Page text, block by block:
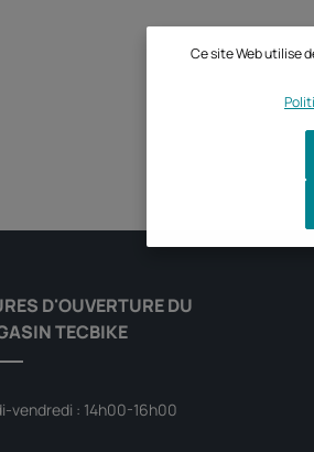
D'OUVERTURE DU
TECBIKE
vendredi : 14h00-16h00
Ce site Web utilise